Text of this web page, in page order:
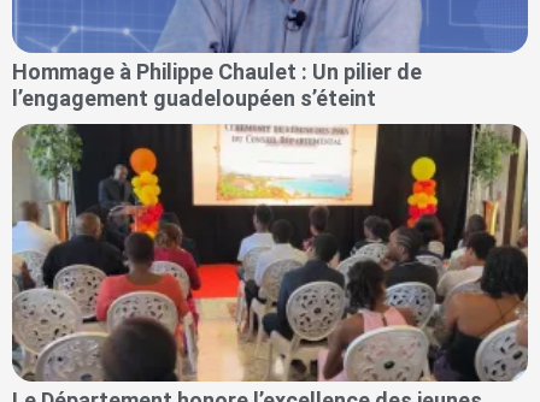
Hommage à Philippe Chaulet : Un pilier de
l’engagement guadeloupéen s’éteint